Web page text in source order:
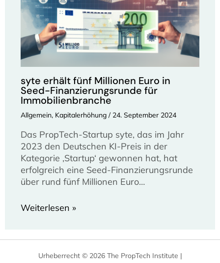
syte erhält fünf Millionen Euro in
Seed-Finanzierungsrunde für
Immobilienbranche
Allgemein, Kapitalerhöhung/ 24. September 2024
Das PropTech-Startup syte, das im Jahr
2023 den Deutschen KI-Preis in der
Kategorie ‚Startup‘ gewonnen hat, hat
erfolgreich eine Seed-Finanzierungsrunde
über rund fünf Millionen Euro…
Weiterlesen »
Urheberrecht © 2026 The PropTech Institute |